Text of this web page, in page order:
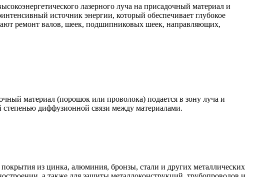
лазерного луча на присадочный материал и
источник энергии, который обеспечивает глубокое
ремонт валов, шеек, подшипниковых шеек, направляющих,
материал (порошок или проволока) подается в зону луча и
степенью диффузионной связи между материалами.
из цинка, алюминия, бронзы, стали и других металлических